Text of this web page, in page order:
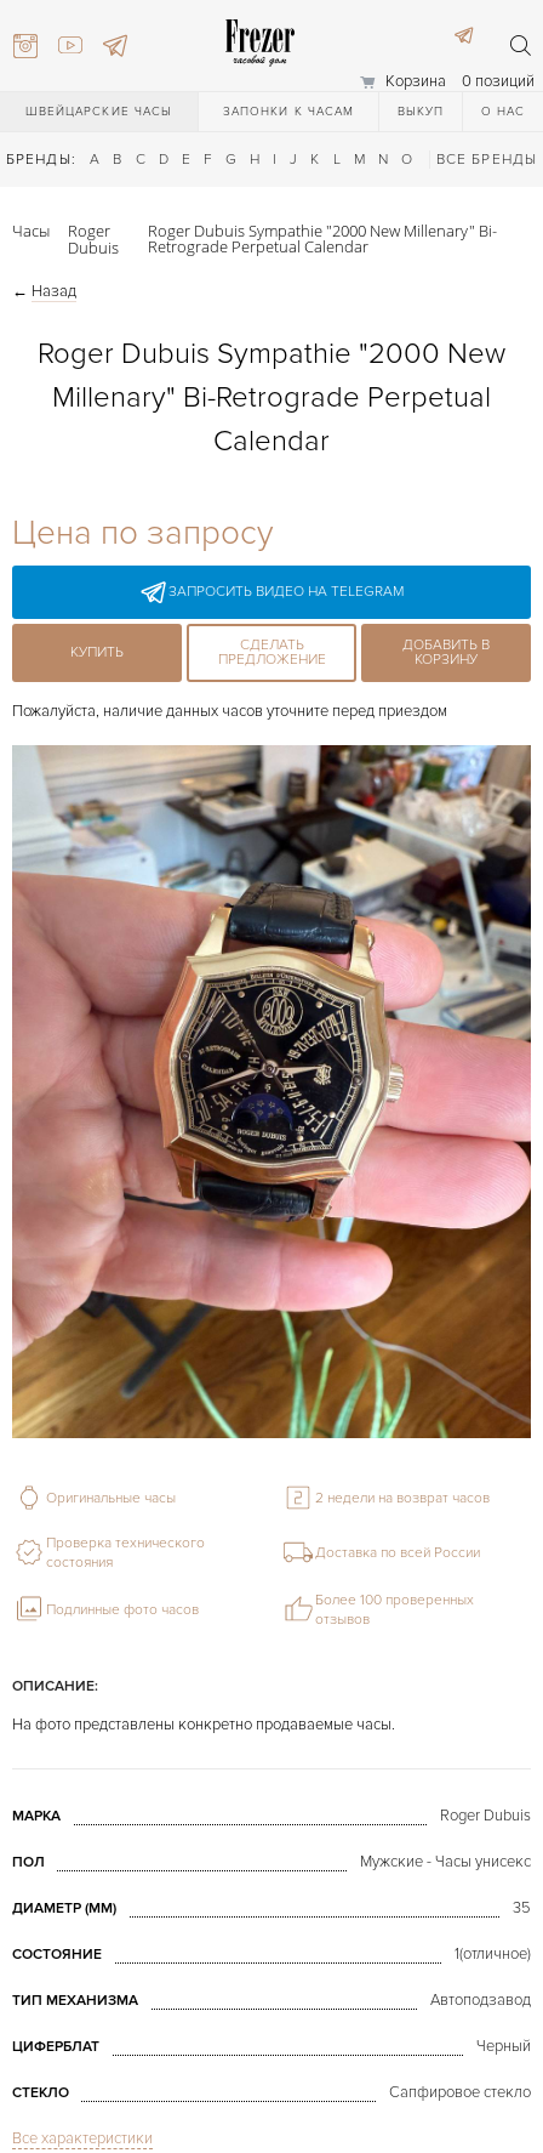
Корзина 0 позиций
ШВЕЙЦАРСКИЕ ЧАСЫ ЗАПОНКИ К ЧАСАМ ВЫКУП О НАС
БРЕНДЫ: A B C D E F G H I J K L M N O Q R S T
ВСЕ БРЕНДЫ
Часы Roger
Dubuis
Roger Dubuis Sympathie "2000 New Millenary" Bi-
Retrograde Perpetual Calendar
← Назад
Roger Dubuis Sympathie "2000 New
Millenary" Bi-Retrograde Perpetual
Calendar
Цена по запросу
ЗАПРОСИТЬ ВИДЕО НА TELEGRAM
КУПИТЬ
СДЕЛАТЬ
ПРЕДЛОЖЕНИЕ
ДОБАВИТЬ В
КОРЗИНУ
Пожалуйста, наличие данных часов уточните перед приездом
ОПИСАНИЕ:
На фото представлены конкретно продаваемые часы.
МАРКА Roger Dubuis
ПОЛ Мужские - Часы унисекс
ДИАМЕТР (MM) 35
СОСТОЯНИЕ 1(отличное)
ТИП МЕХАНИЗМА Автоподзавод
ЦИФЕРБЛАТ Черный
СТЕКЛО Сапфировое стекло
МОДЕЛЬ Sympathie "2000 New Millenary" Bi-Retrograde Perpetual Calendar
Все характеристики
Оригинальные часы 2 недели на возврат часов
Проверка технического
состояния
Доставка по всей России
Подлинные фото часов
Более 100 проверенных
отзывов